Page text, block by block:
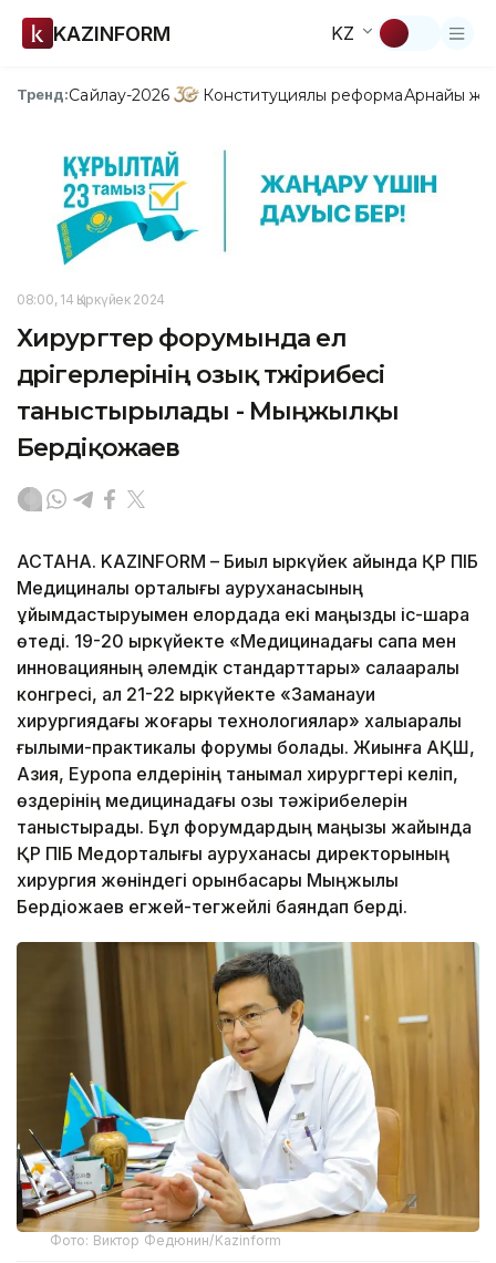
KAZINFORM KZ
Тренд:Сайлау-2026 Конституциялық реформаАрнайы
08:00, 14 Қыркүйек 2024
Хирургтер форумында ел
дәрігерлерінің озық тәжірибесі
таныстырылады - Мыңжылқы
Бердіқожаев
АСТАНА. KAZINFORM – Биыл қыркүйек айында ҚР ПІБ
Медициналық орталығы ауруханасының
ұйымдастыруымен елордада екі маңызды іс-шара
өтеді. 19-20 қыркүйекте «Медицинадағы сапа мен
инновацияның әлемдік стандарттары» салааралық
конгресі, ал 21-22 қыркүйекте «Заманауи
хирургиядағы жоғары технологиялар» халықаралық
ғылыми-практикалық форумы болады. Жиынға АҚШ,
Азия, Еуропа елдерінің танымал хирургтері келіп,
өздерінің медицинадағы озық тәжірибелерін
таныстырады. Бұл форумдардың маңызы жайында
ҚР ПІБ Медорталығы ауруханасы директорының
хирургия жөніндегі орынбасары Мыңжылқы
Бердіқожаев егжей-тегжейлі баяндап берді.
Фото: Виктор Федюнин/Kazinform